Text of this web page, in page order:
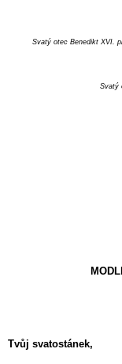
Svatý otec Benedikt XVI.
Svatý
Tvůj svatostánek,